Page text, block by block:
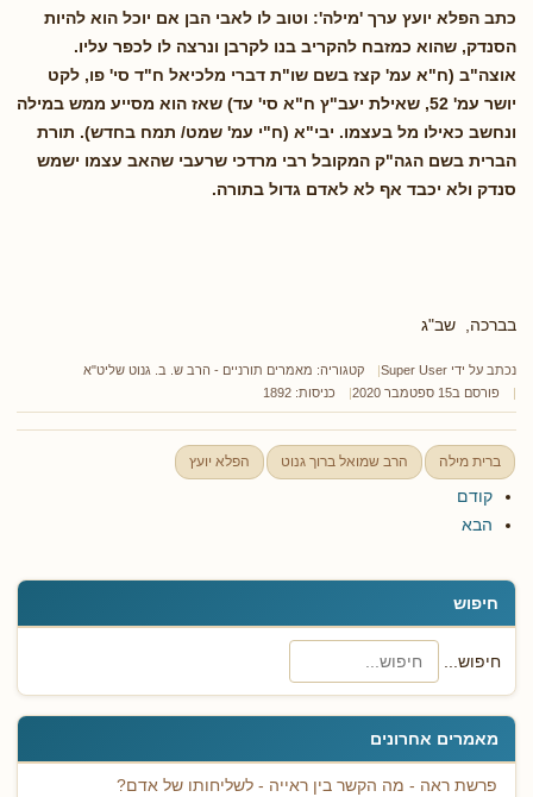
חיפוש
חיפוש...
מאמרים אחרונים
פרשת ראה - מה הקשר בין ראייה - לשליחותו של אדם?
כתב הפלא יועץ ערך 'מילה': וטוב לו לאבי הבן אם יוכל הוא להיות
הסנדק, שהוא כמזבח להקריב בנו לקרבן ונרצה לו לכפר עליו.
אוצה"ב (ח"א עמ' קצז בשם שו"ת דברי מלכיאל ח"ד סי' פו, לקט
יושר עמ' 52, שאילת יעב"ץ ח"א סי' עד) שאז הוא מסייע ממש במילה
ונחשב כאילו מל בעצמו. יבי"א (ח"י עמ' שמט/ תמח בחדש). תורת
הברית בשם הגה"ק המקובל רבי מרדכי שרעבי שהאב עצמו ישמש
סנדק ולא יכבד אף לא לאדם גדול בתורה.
בברכה, שב"ג
נכתב על ידי Super User קטגוריה: מאמרים תורניים - הרב ש. ב. גנוט שליט"א
פורסם ב15 ספטמבר 2020
כניסות: 1892
ברית מילה הרב שמואל ברוך גנוט הפלא יועץ
קודם
הבא